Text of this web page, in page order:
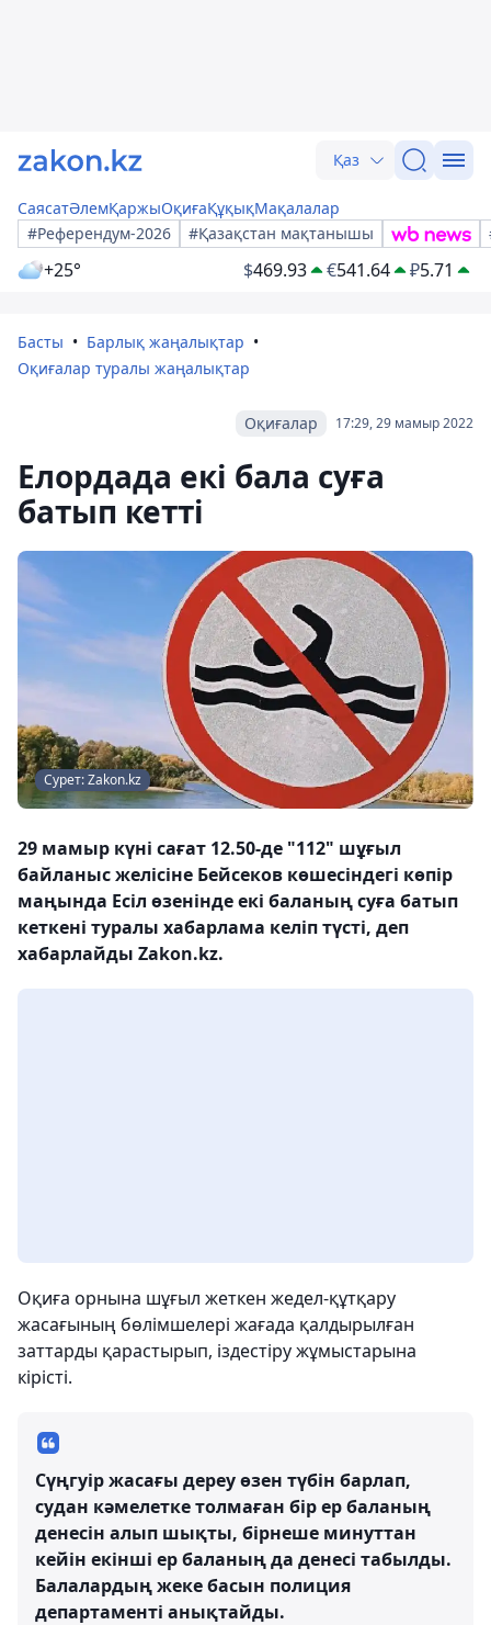
Қаз
СаясатӘлемҚаржыОқиғаҚұқықМақалалар
#Референдум-2026
#Қазақстан мақтанышы
+25° $469.93 €541.64 ₽5.71
Басты
Барлық жаңалықтар
Оқиғалар туралы жаңалықтар
17:29, 29 мамыр 2022
Оқиғалар
Елордада екі бала суға
батып кетті
Сурет: Zakon.kz
29 мамыр күні сағат 12.50-де "112" шұғыл
байланыс желісіне Бейсеков көшесіндегі көпір
маңында Есіл өзенінде екі баланың суға батып
кеткені туралы хабарлама келіп түсті, деп
хабарлайды Zakon.kz.
Оқиға орнына шұғыл жеткен жедел-құтқару
жасағының бөлімшелері жағада қалдырылған
заттарды қарастырып, іздестіру жұмыстарына
кірісті.
Сүңгуір жасағы дереу өзен түбін барлап,
судан кәмелетке толмаған бір ер баланың
денесін алып шықты, бірнеше минуттан
кейін екінші ер баланың да денесі табылды.
Балалардың жеке басын полиция
департаменті анықтайды.